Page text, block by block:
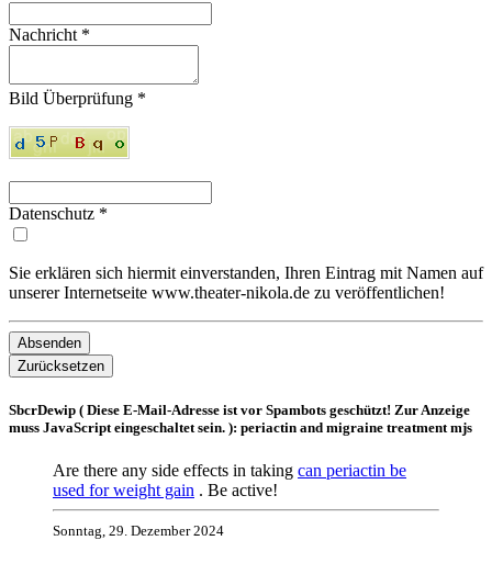
Nachricht *
Bild Überprüfung *
Datenschutz *
Sie erklären sich hiermit einverstanden, Ihren Eintrag mit Namen auf
unserer Internetseite www.theater-nikola.de zu veröffentlichen!
Absenden
Zurücksetzen
SbcrDewip ( Diese E-Mail-Adresse ist vor Spambots geschützt! Zur Anzeige
muss JavaScript eingeschaltet sein. ): periactin and migraine treatment mjs
Are there any side effects in taking can periactin be
used for weight gain . Be active!
Sonntag, 29. Dezember 2024